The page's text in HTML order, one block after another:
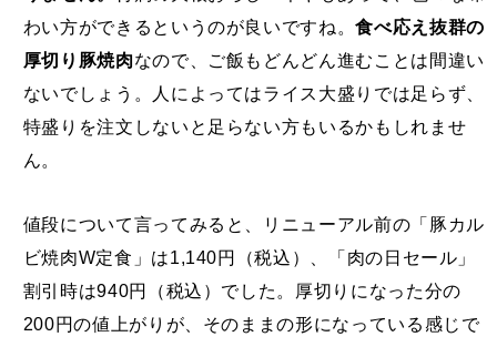
わい方ができるというのが良いですね。食べ応え抜群の
厚切り豚焼肉なので、ご飯もどんどん進むことは間違い
ないでしょう。人によってはライス大盛りでは足らず、
特盛りを注文しないと足らない方もいるかもしれませ
ん。
値段について言ってみると、リニューアル前の「豚カル
ビ焼肉W定食」は1,140円（税込）、「肉の日セール」
割引時は940円（税込）でした。厚切りになった分の
200円の値上がりが、そのままの形になっている感じで